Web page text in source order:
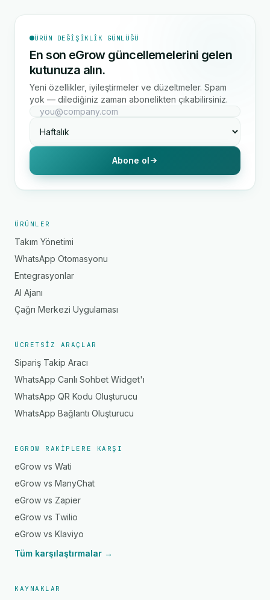
ÜRÜN DEĞIŞIKLIK GÜNLÜĞÜ
En son eGrow güncellemelerini gelen
kutunuza alın.
Yeni özellikler, iyileştirmeler ve düzeltmeler. Spam
yok — dilediğiniz zaman abonelikten çıkabilirsiniz.
Abone ol
ÜRÜNLER
Takım Yönetimi
WhatsApp Otomasyonu
Entegrasyonlar
AI Ajanı
Çağrı Merkezi Uygulaması
ÜCRETSIZ ARAÇLAR
Sipariş Takip Aracı
WhatsApp Canlı Sohbet Widget'ı
WhatsApp QR Kodu Oluşturucu
WhatsApp Bağlantı Oluşturucu
EGROW RAKIPLERE KARŞI
eGrow vs Wati
eGrow vs ManyChat
eGrow vs Zapier
eGrow vs Twilio
eGrow vs Klaviyo
Tüm karşılaştırmalar →
KAYNAKLAR